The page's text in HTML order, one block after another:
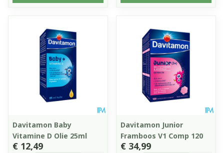
Davitamon Baby
Vitamine D Olie 25ml
€ 12,49
Davitamon Junior
Framboos V1 Comp 120
€ 34,99